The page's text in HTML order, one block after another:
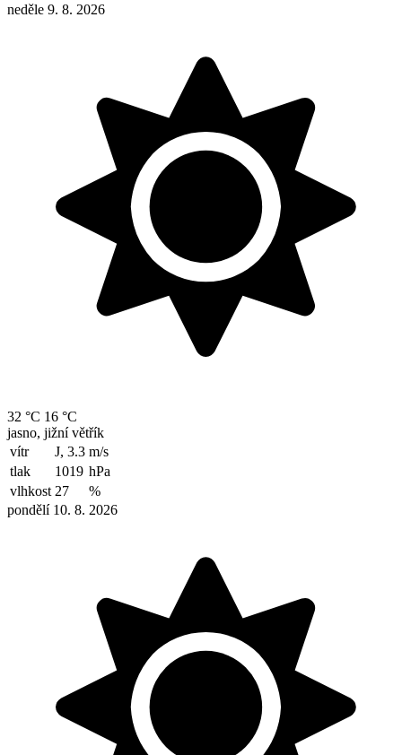
neděle 9. 8. 2026
32 °C 16 °C
jasno, jižní větřík
vítr
J, 3.3 m/s
tlak
1019 hPa
vlhkost 27
%
pondělí 10. 8. 2026